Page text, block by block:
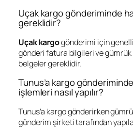
Uçak kargo gönderiminde
gereklidir?
Uçak kargogönderimi için
gönderi fatura bilgileri ve
belgeler gereklidir.
Tunus’a kargo
işlemleri nasıl yapılır?
Tunus’a kargo gönderirken
gönderim şirketi tarafından